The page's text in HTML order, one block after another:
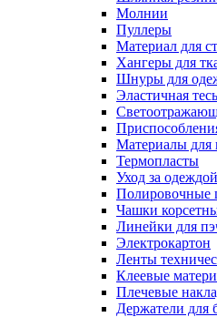
Молнии
Пуллеры
Материал для
Хангеры для
Шнуры для
Эластичная
Материалы для
Термопласты
Уход за одеждой
Полировочные
Чашки
Линейки для
Электрокартон
Ленты
Клеевые
Плечевые
Держатели для